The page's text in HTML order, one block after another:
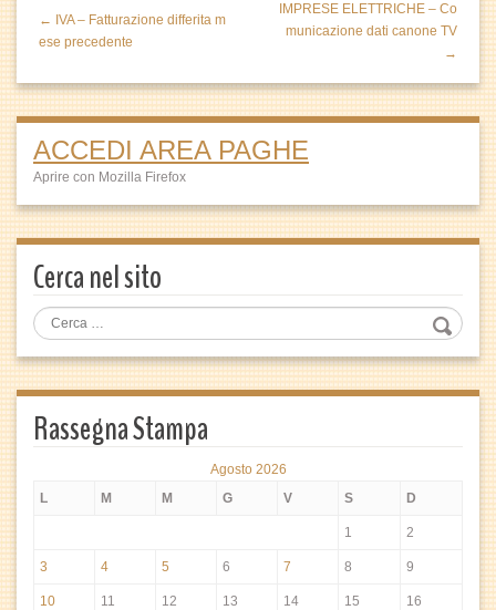
← IVA – Fatturazione differita m
ese precedente
IMPRESE ELETTRICHE – Co
municazione dati canone TV
→
ACCEDI AREA PAGHE
Aprire con Mozilla Firefox
Cerca nel sito
Rassegna Stampa
Agosto 2026
L
M M G V S D
1 2
3 4 5 6 7 8 9
10 11 12 13 14 15 16